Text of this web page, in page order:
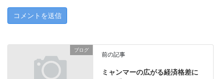
ブログ
前の記事
ミャンマーの広がる経済格差に